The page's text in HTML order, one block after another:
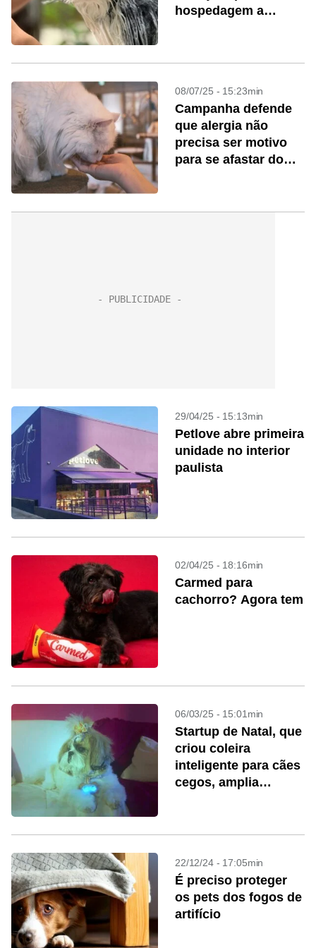
hospedagem a
08/07/25 - 15:23min
Campanha defende
que alergia não
precisa ser motivo
para se afastar do
29/04/25 - 15:13min
Petlove abre primeira
unidade no interior
paulista
02/04/25 - 18:16min
Carmed para
cachorro? Agora tem
06/03/25 - 15:01min
Startup de Natal, que
criou coleira
inteligente para cães
cegos, amplia
22/12/24 - 17:05min
É preciso proteger
os pets dos fogos de
artifício